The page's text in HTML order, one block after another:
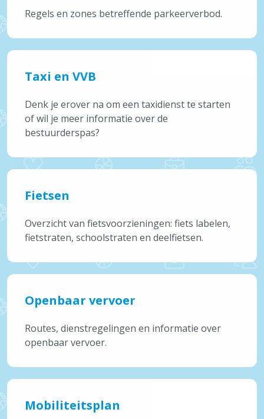
Mobiliteitsplan
Wegenwerken
Sociale hulp, Welzijn & Gezondheid
Reispas aanvragen
Snelle links
Meld iets
Regels en zones betreffende parkeerverbod.
Taxi en VVB
Denk je erover na om een taxidienst te starten
of wil je meer informatie over de
bestuurderspas?
Fietsen
Overzicht van fietsvoorzieningen: fiets labelen,
fietstraten, schoolstraten en deelfietsen.
Openbaar vervoer
Routes, dienstregelingen en informatie over
openbaar vervoer.
Mobiliteitsplan